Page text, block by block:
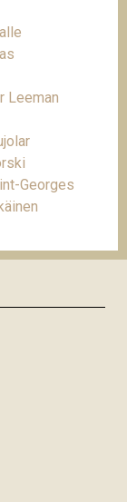
Leeman
Georges